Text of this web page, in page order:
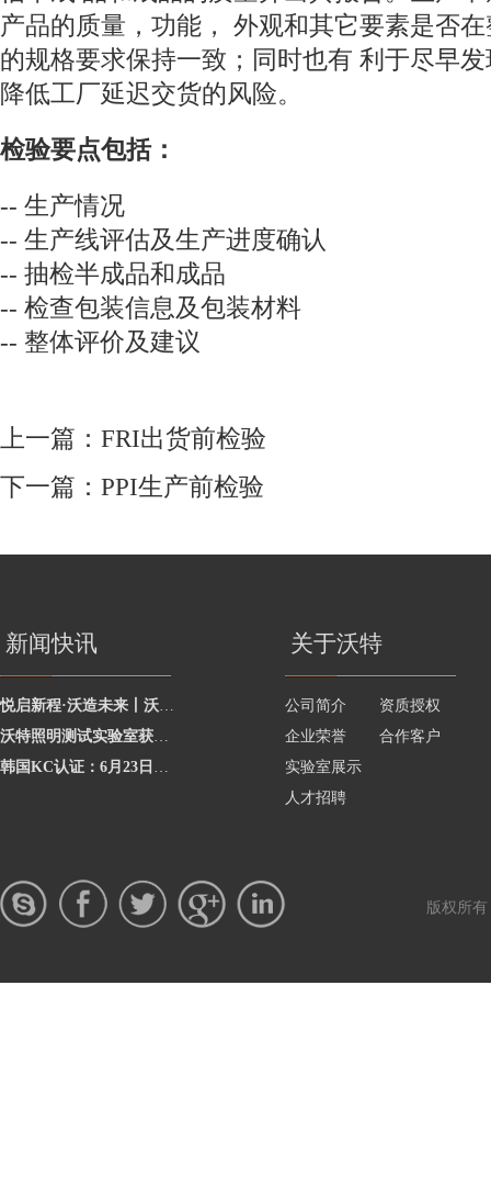
产品的质量，功能， 外观和其它要素是否
的规格要求保持一致；同时也有 利于尽早
降低工厂延迟交货的风险。
检验要点包括：
-- 生产情况
-- 生产线评估及生产进度确认
-- 抽检半成品和成品
-- 检查包装信息及包装材料
-- 整体评价及建议
上一篇： FRI出货前检验
下一篇： PPI生产前检验
新闻快讯
悦启新程·沃造未来丨沃特学院2026年度讲师聘任暨2025年度优秀讲师颁奖活动圆
沃特照明测试实验室获澳洲灯具最新标准CNAS资质，助力企业合规出海澳洲市场
韩国KC认证：6月23日起将执行更严格的网络摄像头安全要求
关于沃特
公司简介
资质授权
企业荣誉
合作客户
实验室展示
人才招聘
版权所